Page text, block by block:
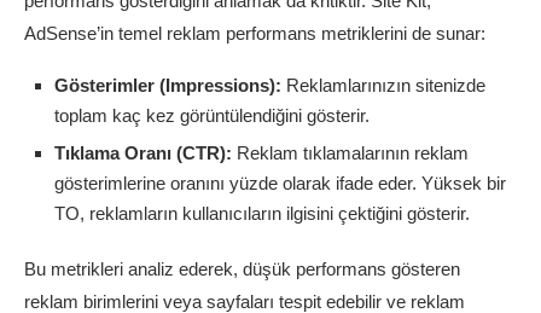
AdSense’in temel reklam performans metriklerini de sunar:
Gösterimler (Impressions): Reklamlarınızın sitenizde
toplam kaç kez görüntülendiğini gösterir.
Tıklama Oranı (CTR): Reklam tıklamalarının reklam
gösterimlerine oranını yüzde olarak ifade eder. Yüksek bir
TO, reklamların kullanıcıların ilgisini çektiğini gösterir.
Bu metrikleri analiz ederek, düşük performans gösteren
reklam birimlerini veya sayfaları tespit edebilir ve reklam